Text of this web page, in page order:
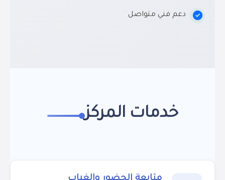
دعم فني متواصل
خدمات المركز